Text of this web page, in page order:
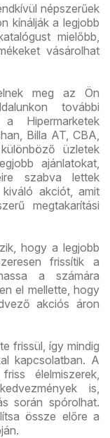
népszerűek
kínálják a legjobb
mielőbb,
vásárolhat
meg az Ön
további
Hipermarketek
Billa AT, CBA,
üzletek
ajánlatokat,
szabva lettek
akciót, amit
megtakarítási
hogy a legjobb
frissítik a
a számára
el mellette, hogy
akciós áron
frissül, így mindig
kapcsolatban. A
élelmiszerek,
is,
során spórolhat.
össze előre a